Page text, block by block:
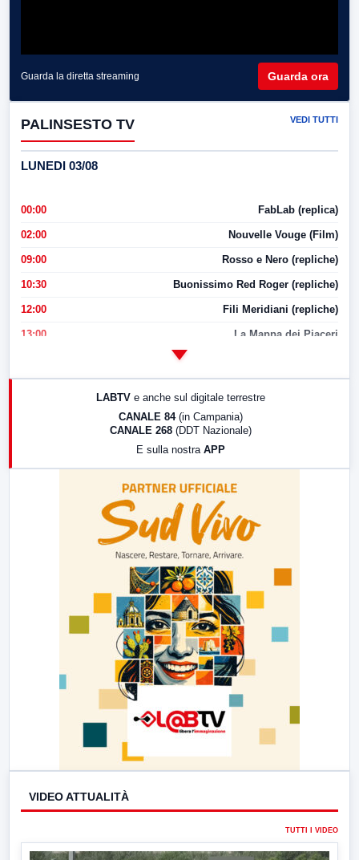
Guarda la diretta streaming Guarda ora
PALINSESTO TV VEDI TUTTI
LUNEDI 03/08
00:00 FabLab (replica)
02:00 Nouvelle Vouge (Film)
09:00 Rosso e Nero (repliche)
10:30 Buonissimo Red Roger (repliche)
12:00 Fili Meridiani (repliche)
13:00 La Mappa dei Piaceri
LABTV e anche sul digitale terrestre
CANALE 84 (in Campania)
CANALE 268 (DDT Nazionale)
E sulla nostra APP
VIDEO ATTUALITÀ
TUTTI I VIDEO